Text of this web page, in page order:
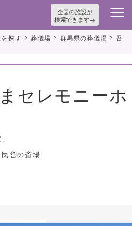
全国の施設が
検索できます
探す >葬儀場 >群馬県の葬儀場 >吾
セレモニーホ
営の斎場